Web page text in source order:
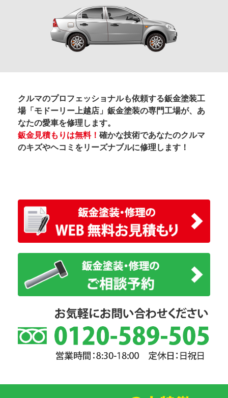
クルマのプロフェッショナルも依頼する鈑金塗装工
場「モドーリー上越店」鈑金塗装の専門工場が、あ
なたの愛車を修理します。
鈑金見積もりは無料！ 確かな技術であなたのクルマ
のキズやヘコミをリーズナブルに修理します！